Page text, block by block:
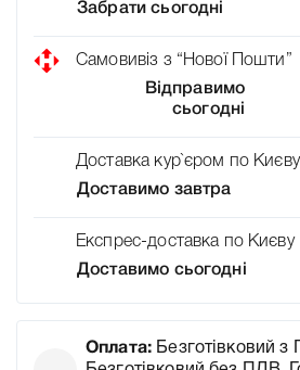
Забрати сьогодні
Самовивіз з “Нової Пошти”
Відправимо
сьогодні
Доставка кур`єром по Києву
Доставимо завтра
Експрес-доставка по Києву
Доставимо сьогодні
Оплата: Безготівковий з